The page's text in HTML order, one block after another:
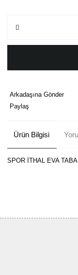
Arkadaşına Gönder
Paylaş
Ürün Bilgisi
SPOR İTHAL EVA